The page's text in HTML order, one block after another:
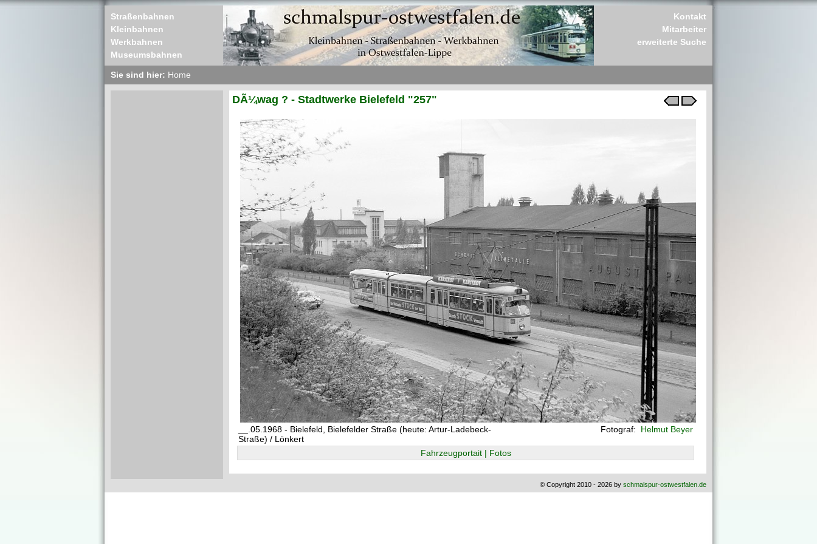
Straßenbahnen
Kleinbahnen
Werkbahnen
Museumsbahnen
Kontakt
Mitarbeiter
erweiterte Suche
Sie sind hier: Home
DÃ¼wag ? - Stadtwerke Bielefeld "257"
__.05.1968 - Bielefeld, Bielefelder Straße (heute: Artur-Ladebeck-
Straße) / Lönkert
Fotograf: Helmut Beyer
Fahrzeugportait | Fotos
© Copyright 2010 - 2026 by schmalspur-ostwestfalen.de